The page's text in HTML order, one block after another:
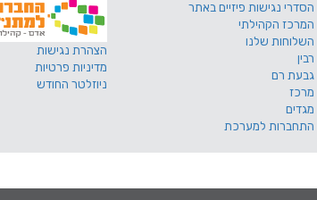
הסדרי נגישות פיזיים באתר
המרכז הקהילתי
השלוחות שלנו
רבין
גבעת רם
מרכז
מגדים
התחברות למערכת
הצהרת נגישות
מדיניות פרטיות
ניוזלטר החודש